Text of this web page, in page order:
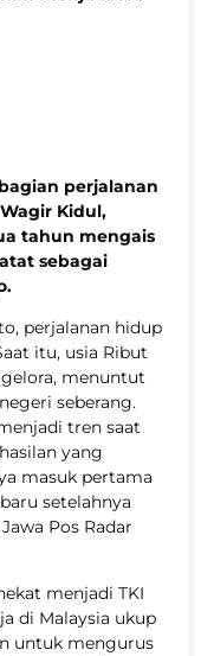
perjalanan
Kidul,
tahun mengais
sebagai
perjalanan hidup
itu, usia Ribut
menuntut
seberang.
tren saat
yang
masuk pertama
setelahnya
Pos Radar
menjadi TKI
di Malaysia ukup
untuk mengurus